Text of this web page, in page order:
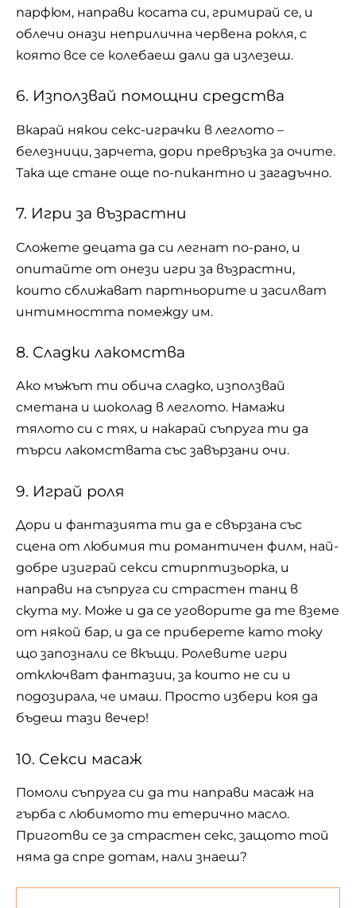
парфюм, направи косата си, гримирай се, и
облечи онази неприлична червена рокля, с
която все се колебаеш дали да излезеш.
6. Използвай помощни средства
Вкарай някои секс-играчки в леглото –
белезници, зарчета, дори превръзка за очите.
Така ще стане още по-пикантно и загадъчно.
7. Игри за възрастни
Сложете децата да си легнат по-рано, и
опитайте от онези игри за възрастни,
които сближават партньорите и засилват
интимността помежду им.
8. Сладки лакомства
Ако мъжът ти обича сладко, използвай
сметана и шоколад в леглото. Намажи
тялото си с тях, и накарай съпруга ти да
търси лакомствата със завързани очи.
9. Играй роля
Дори и фантазията ти да е свързана със
сцена от любимия ти романтичен филм, най-
добре изиграй секси стирптизьорка, и
направи на съпруга си страстен танц в
скута му. Може и да се уговорите да те вземе
от някой бар, и да се приберете като току
що запознали се вкъщи. Ролевите игри
отключват фантазии, за които не си и
подозирала, че имаш. Просто избери коя да
бъдеш тази вечер!
10. Секси масаж
Помоли съпруга си да ти направи масаж на
гърба с любимото ти етерично масло.
Приготви се за страстен секс, защото той
няма да спре дотам, нали знаеш?